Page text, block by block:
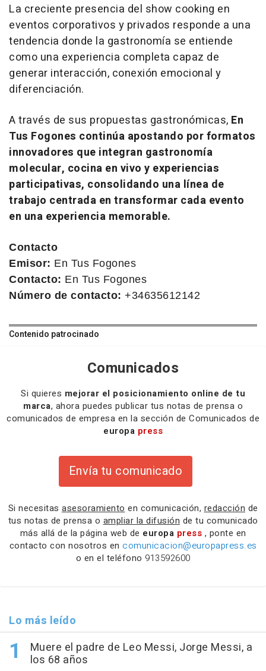
La creciente presencia del show cooking en
eventos corporativos y privados responde a una
tendencia donde la gastronomía se entiende
como una experiencia completa capaz de
generar interacción, conexión emocional y
diferenciación.
A través de sus propuestas gastronómicas, En
Tus Fogones continúa apostando por formatos
innovadores que integran gastronomía
molecular, cocina en vivo y experiencias
participativas, consolidando una línea de
trabajo centrada en transformar cada evento
en una experiencia memorable.
Contacto
Emisor: En Tus Fogones
Contacto: En Tus Fogones
Número de contacto: +34635612142
Contenido patrocinado
Comunicados
Si quieres mejorar el posicionamiento online de tu
marca, ahora puedes publicar tus notas de prensa o
comunicados de empresa en la sección de Comunicados de
europa press
Envía tu comunicado
Si necesitas asesoramiento en comunicación, redacción de
tus notas de prensa o ampliar la difusión de tu comunicado
más allá de la página web de europa press , ponte en
contacto con nosotros en comunicacion@europapress.es
o en el teléfono 913592600
Lo más leído
Muere el padre de Leo Messi, Jorge Messi, a
los 68 años